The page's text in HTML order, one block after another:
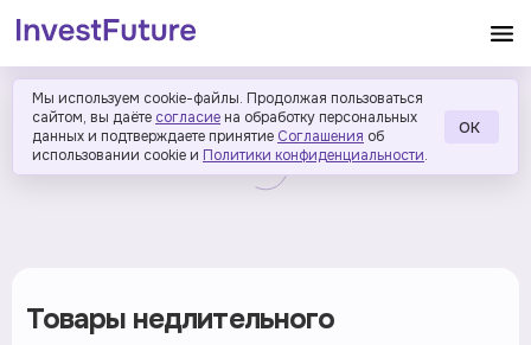
Мы используем cookie-файлы. Продолжая пользоваться
сайтом, вы даёте согласие на обработку персональных
данных и подтверждаете принятие Соглашения об
использовании cookie и Политики конфиденциальности.
ОК
Товары недлительного